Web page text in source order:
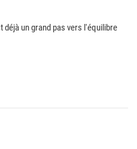
déjà un grand pas vers l'équilibre